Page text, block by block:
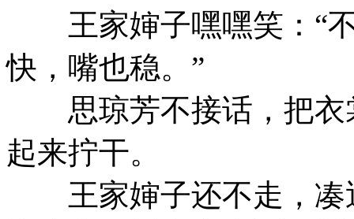
王家婶子嘿嘿笑：“不
快，嘴也稳。”
思琼芳不接话，把衣
起来拧干。
王家婶子还不走，凑